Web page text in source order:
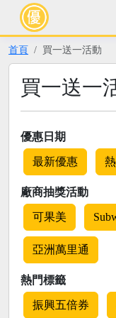
首頁 買一送一活動
買一送一
優惠日期
最新優惠
廠商抽獎活動
可果美
亞洲萬里通
熱門標籤
振興五倍券